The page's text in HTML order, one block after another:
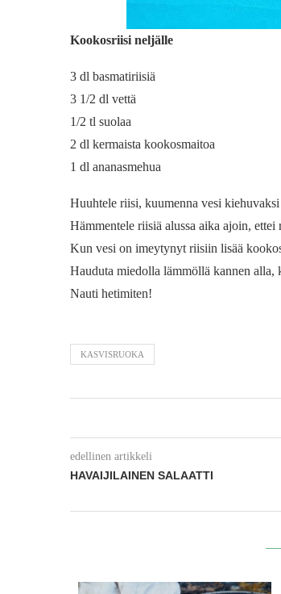
Kookosriisi neljälle
3 dl basmatiriisiä
3 1/2 dl vettä
1/2 tl suolaa
2 dl kermaista kookosmaitoa
1 dl ananasmehua
Huuhtele riisi, kuumenna vesi
Hämmentele riisiä alussa aika ajoin,
Kun vesi on imeytynyt riisiin lisää
Hauduta miedolla lämmöllä kannen alla,
Nauti hetimiten!
KASVISRUOKA
edellinen artikkeli
HAVAIJILAINEN SALAATTI